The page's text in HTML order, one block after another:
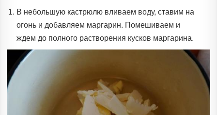
В небольшую кастрюлю вливаем воду, ставим на
огонь и добавляем маргарин. Помешиваем и
ждем до полного растворения кусков маргарина.